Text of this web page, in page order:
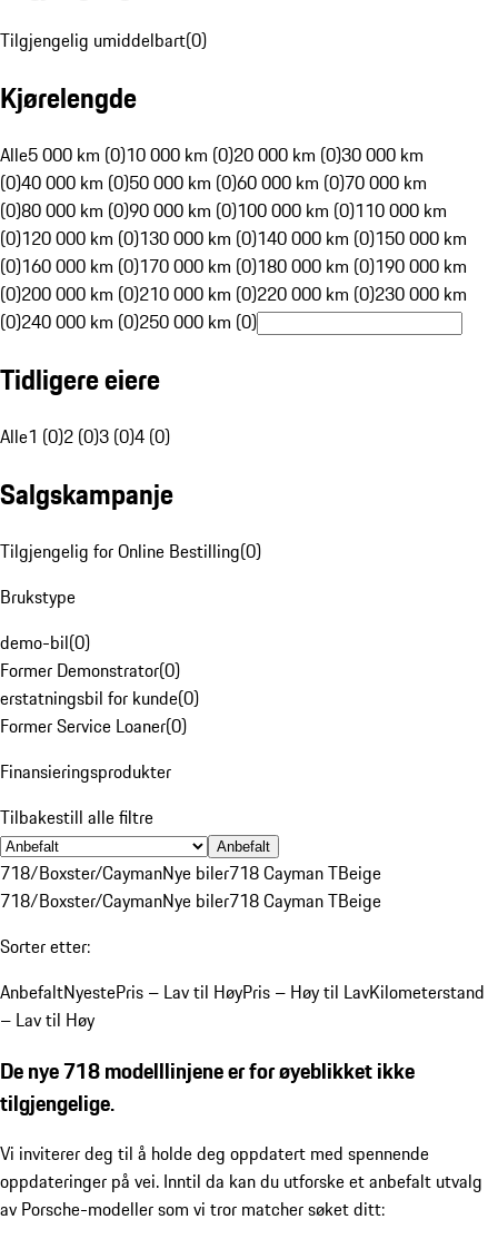
Tilgjengelig umiddelbart(0)
Kjørelengde
Alle5 000 km (0)10 000 km (0)20 000 km (0)30 000 km
(0)40 000 km (0)50 000 km (0)60 000 km (0)70 000 km
(0)80 000 km (0)90 000 km (0)100 000 km (0)110 000 km
(0)120 000 km (0)130 000 km (0)140 000 km (0)150 000 km
(0)160 000 km (0)170 000 km (0)180 000 km (0)190 000 km
(0)200 000 km (0)210 000 km (0)220 000 km (0)230 000 km
(0)240 000 km (0)250 000 km (0)
Tidligere eiere
Alle1 (0)2 (0)3 (0)4 (0)
Salgskampanje
Tilgjengelig for Online Bestilling(0)
Brukstype
demo-bil(0)
Former Demonstrator(0)
erstatningsbil for kunde(0)
Former Service Loaner(0)
Finansieringsprodukter
Tilbakestill alle filtre
Anbefalt
718/Boxster/CaymanNye biler718 Cayman TBeige
718/Boxster/CaymanNye biler718 Cayman TBeige
Sorter etter:
AnbefaltNyestePris – Lav til HøyPris – Høy til LavKilometerstand
– Lav til Høy
De nye 718 modelllinjene er for øyeblikket ikke
tilgjengelige.
Vi inviterer deg til å holde deg oppdatert med spennende
oppdateringer på vei. Inntil da kan du utforske et anbefalt utvalg
av Porsche-modeller som vi tror matcher søket ditt: